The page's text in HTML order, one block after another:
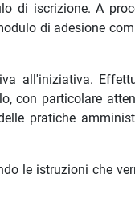
di iscrizione. A
di adesione
all'iniziativa.
con particolare
pratiche
le istruzioni che